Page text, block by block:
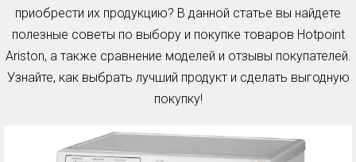
приобрести их продукцию? В данной статье вы найдете
полезные советы по выбору и покупке товаров Hotpoint
Ariston, а также сравнение моделей и отзывы покупателей.
Узнайте, как выбрать лучший продукт и сделать выгодную
покупку!